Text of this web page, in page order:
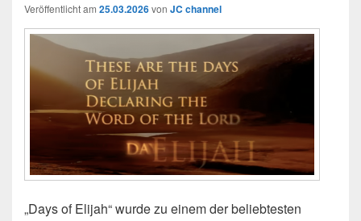
Veröffentlicht am 25.03.2026von JC channel
„Days of Elijah“ wurde zu einem der beliebtesten